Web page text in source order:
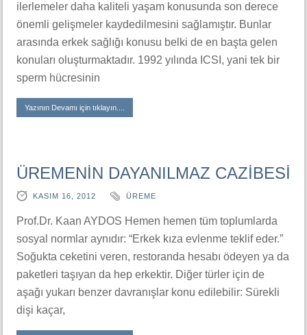
ilerlemeler daha kaliteli yaşam konusunda son derece
önemli gelişmeler kaydedilmesini sağlamıştır. Bunlar
arasında erkek sağlığı konusu belki de en başta gelen
konuları oluşturmaktadır. 1992 yılında ICSI, yani tek bir
sperm hücresinin
Yazının Devamı için tıklayın....
ÜREMENİN DAYANILMAZ CAZİBESİ
KASIM 16, 2012 ÜREME
Prof.Dr. Kaan AYDOS Hemen hemen tüm toplumlarda
sosyal normlar aynıdır: “Erkek kıza evlenme teklif eder.”
Soğukta ceketini veren, restoranda hesabı ödeyen ya da
paketleri taşıyan da hep erkektir. Diğer türler için de
aşağı yukarı benzer davranışlar konu edilebilir: Sürekli
dişi kaçar,